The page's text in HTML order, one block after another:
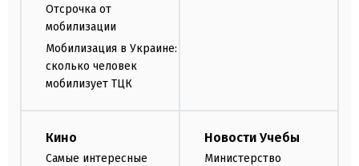
Отсрочка от
мобилизации
Мобилизация в Украине:
сколько человек
мобилизует ТЦК
Кино
Самые интересные
Новости Учебы
Министерство